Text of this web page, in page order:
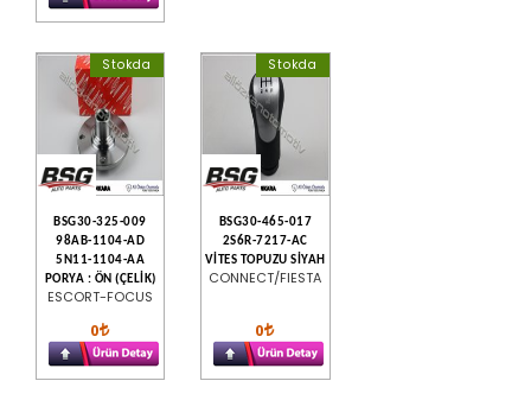
Stokda
BSG30-325-009
98AB-1104-AD
5N11-1104-AA
PORYA : ÖN (ÇELİK)
ESCORT-FOCUS
0
Stokda
BSG30-465-017
2S6R-7217-AC
VİTES TOPUZU SİYAH
CONNECT/FIESTA
0